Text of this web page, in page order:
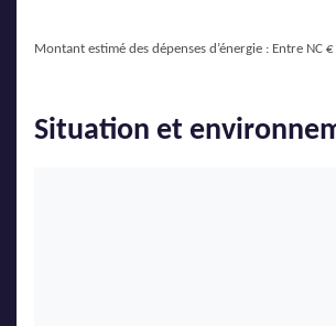
Montant estimé des dépenses d’énergie : Entre NC
Situation et